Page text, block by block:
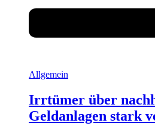
Allgemein
Irrtümer über
Geldanlagen stark